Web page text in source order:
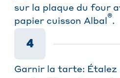
sur la plaque du four
papier cuisson Albal ®.
4
Garnir la tarte: Étalez